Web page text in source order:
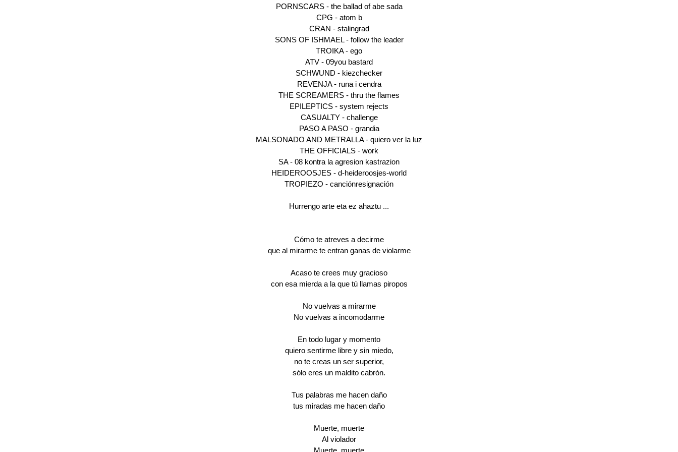
PORNSCARS - the ballad of abe sada
CPG - atom b
CRAN - stalingrad
SONS OF ISHMAEL - follow the leader
TROIKA - ego
ATV - 09you bastard
SCHWUND - kiezchecker
REVENJA - runa i cendra
THE SCREAMERS - thru the flames
EPILEPTICS - system rejects
CASUALTY - challenge
PASO A PASO - grandia
MALSONADO AND METRALLA - quiero ver la luz
THE OFFICIALS - work
SA - 08 kontra la agresion kastrazion
HEIDEROOSJES - d-heideroosjes-world
TROPIEZO - canciónresignación
Hurrengo arte eta ez ahaztu ...
Cómo te atreves a decirme
que al mirarme te entran ganas de violarme
Acaso te crees muy gracioso
con esa mierda a la que tú llamas piropos
No vuelvas a mirarme
No vuelvas a incomodarme
En todo lugar y momento
quiero sentirme libre y sin miedo,
no te creas un ser superior,
sólo eres un maldito cabrón.
Tus palabras me hacen daño
tus miradas me hacen daño
Muerte, muerte
Al violador
Muerte, muerte